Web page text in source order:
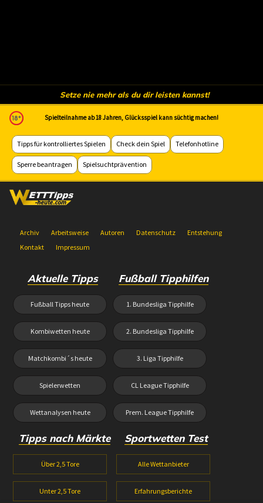
Setze nie mehr als du dir leisten kannst!
Spielteilnahme ab 18 Jahren, Glücksspiel kann süchtig machen!
Tipps für kontrolliertes Spielen Check dein Spiel Telefonhotline
Sperre beantragen Spielsuchtprävention
Archiv Arbeitsweise Autoren Datenschutz
Entstehung
Kontakt
Impressum
Aktuelle Tipps
Fußball Tipps heute
Kombiwetten heute
Matchkombi´s heute
Spielerwetten
Wettanalysen heute
Fußball Tipphilfen
1. Bundesliga Tipphilfe
2. Bundesliga Tipphilfe
3. Liga Tipphilfe
CL League Tipphilfe
Prem. League Tipphilfe
Tipps nach Märkte
Über 2,5 Tore
Unter 2,5 Tore
Sportwetten Test
Alle Wettanbieter
Erfahrungsberichte